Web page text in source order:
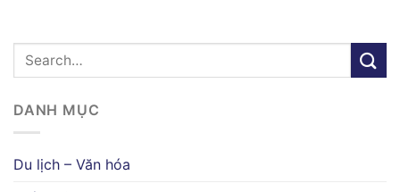
DANH MỤC
Du lịch – Văn hóa